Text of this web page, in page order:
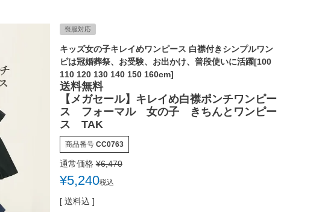
喪服対応
キッズ女の子キレイめワンピース 白襟付きシンプルワン
ピは冠婚葬祭、お受験、お出かけ、普段使いに活躍[100
110 120 130 140 150 160cm]
送料無料
【メガセール】キレイめ白襟ポンチワンピー
ス フォーマル 女の子 きちんとワンピー
ス TAK
商品番号 CC0763
通常価格 ¥6,470
¥5,240税込
送料込